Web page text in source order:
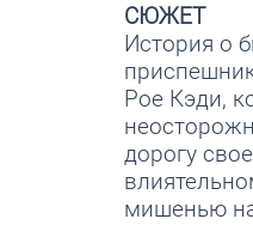
СЮЖЕТ
История о
Рое Кэди,
дорогу
мишенью